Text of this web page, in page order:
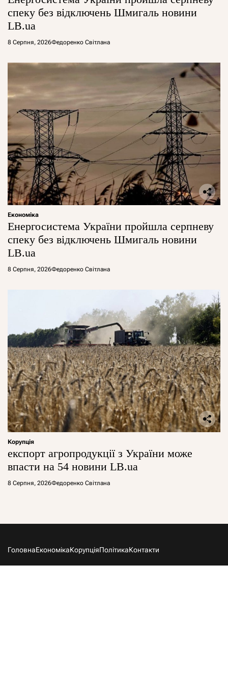
спеку без відключень Шмигаль новини
LB.ua
8 Серпня, 2026Федоренко Світлана
Економіка
Енергосистема України пройшла серпневу
спеку без відключень Шмигаль новини
LB.ua
8 Серпня, 2026Федоренко Світлана
Корупція
експорт агропродукції з України може
впасти на 54 новини LB.ua
8 Серпня, 2026Федоренко Світлана
ГоловнаЕкономікаКорупціяПолітикаКонтакти